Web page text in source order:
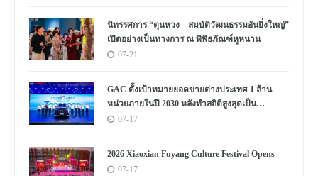
นิทรรศการ “ตุนหวง – สมบัติวัฒนธรรมอันยิ่งใหญ่”
เปิดอย่างเป็นทางการ ณ พิพิธภัณฑ์หูหนาน
07-21
GAC ตั้งเป้าหมายยอดขายต่างประเทศ 1 ล้าน
หน่วยภายในปี 2030 หลังทำสถิติสูงสุดเป็น
ประวัติการณ์
07-17
2026 Xiaoxian Fuyang Culture Festival Opens
07-17